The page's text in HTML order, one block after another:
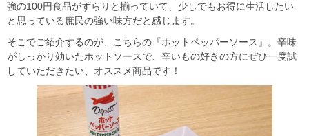
強の100円食品がずらりと揃っていて、少しでもお得に生活したい
と思っている庶民の強い味方だと感じます。
そこでご紹介するのが、こちらの『ホットペッパーソース』。辛味
がしっかり効いたホットソースで、辛いもの好きの方にぜひ一度試
していただきたい、オススメ商品です！